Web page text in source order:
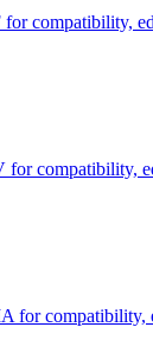
compatibility,
compatibility,
for compatibility,